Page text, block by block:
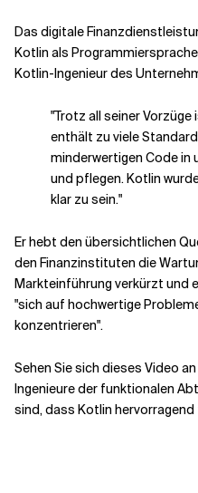
Das digitale
Kotlin als
Kotlin-Ingenieur des
"Trotz all seiner
enthält zu viele
minderwertigen Code in
und pflegen. Kotlin
klar zu sein."
Er hebt den übersichtlichen
den Finanzinstituten die
Markteinführung verkürzt und
"sich auf hochwertige
konzentrieren".
Sehen Sie sich dieses Video
Ingenieure der funktionalen
sind, dass Kotlin